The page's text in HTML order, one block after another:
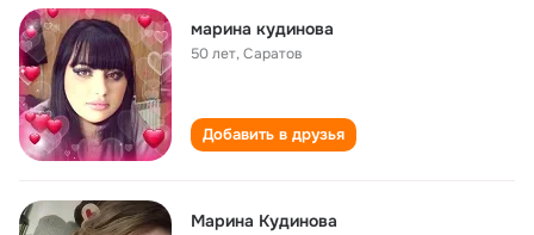
марина кудинова
50 лет,Саратов
Добавить в друзья
Марина Кудинова